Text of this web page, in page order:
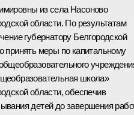
из села Насоново
области. По результатам
губернатору Белгородской
принять меры по капитальному
школа»
области, обеспечив
детей до завершения